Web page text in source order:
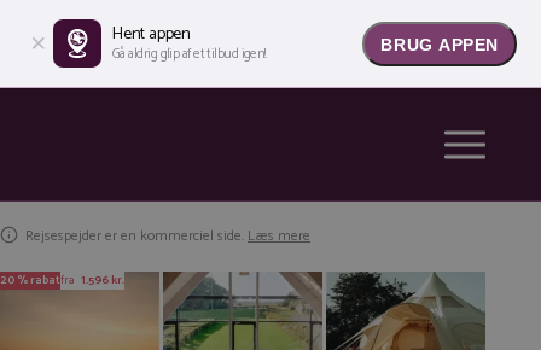
Rejsespejder er en kommerciel side. Læs mere
20 % rabatfra 1.596 kr.
Hent appen
Gå aldrig glip af et tilbud igen! BRUG APPEN